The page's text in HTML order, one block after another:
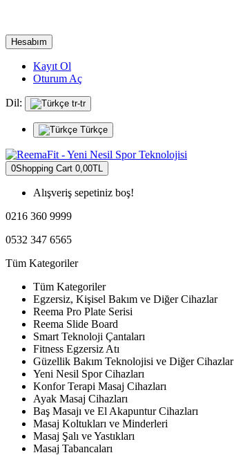
Hesabım
Kayıt Ol
Oturum Aç
Dil: tr-tr
Türkçe
0Shopping Cart 0,00TL
Alışveriş sepetiniz boş!
0216 360 9999
0532 347 6565
Tüm Kategoriler
Tüm Kategoriler
Egzersiz, Kişisel Bakım ve Diğer Cihazlar
Reema Pro Plate Serisi
Reema Slide Board
Smart Teknoloji Çantaları
Fitness Egzersiz Atı
Güzellik Bakım Teknolojisi ve Diğer Cihazlar
Yeni Nesil Spor Cihazları
Konfor Terapi Masaj Cihazları
Ayak Masaj Cihazları
Baş Masajı ve El Akapuntur Cihazları
Masaj Koltukları ve Minderleri
Masaj Şalı ve Yastıkları
Masaj Tabancaları